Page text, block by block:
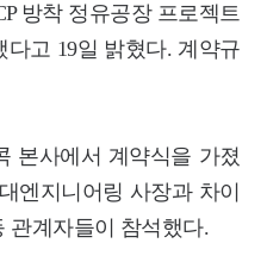
방착 정유공장 프로젝트
다고 19일 밝혔다. 계약규
본사에서 계약식을 가졌
엔지니어링 사장과 차이
관계자들이 참석했다.